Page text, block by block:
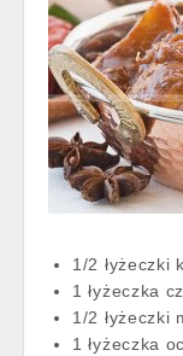
1/2 łyżeczki
1 łyżeczka
1/2 łyżeczki
1 łyżeczka